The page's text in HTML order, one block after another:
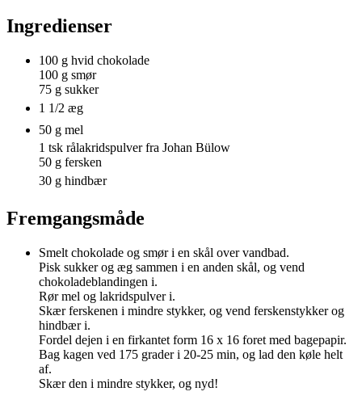
Ingredienser
100 g hvid chokolade
100 g smør
75 g sukker
1 1/2 æg
50 g mel
1 tsk rålakridspulver fra Johan Bülow
50 g fersken
30 g hindbær
Fremgangsmåde
Smelt chokolade og smør i en skål over vandbad.
Pisk sukker og æg sammen i en anden skål, og vend
chokoladeblandingen i.
Rør mel og lakridspulver i.
Skær ferskenen i mindre stykker, og vend ferskenstykker og
hindbær i.
Fordel dejen i en firkantet form 16 x 16 foret med bagepapir.
Bag kagen ved 175 grader i 20-25 min, og lad den køle helt
af.
Skær den i mindre stykker, og nyd!